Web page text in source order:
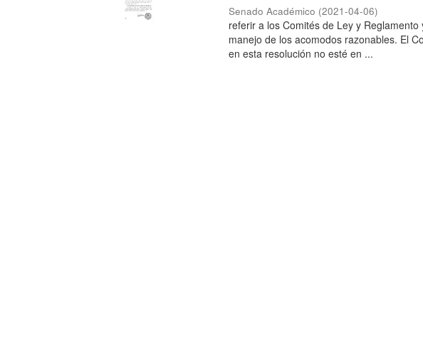
Senado Académico (2021-04-06)
referir a los Comités de Ley y
manejo de los acomodos razonables. El
en esta resolución no esté en ...